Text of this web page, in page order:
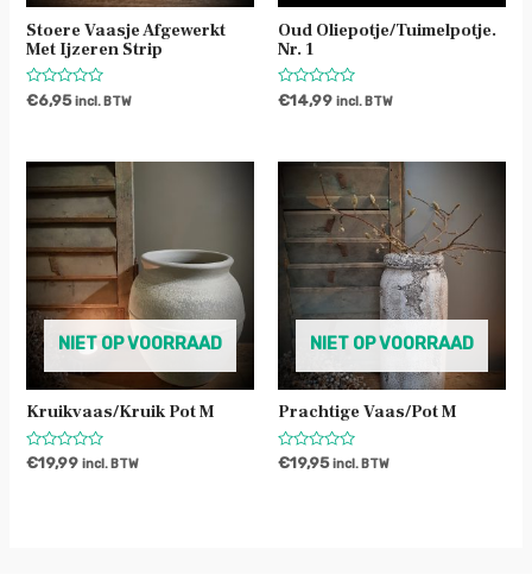
Stoere Vaasje Afgewerkt
Met Ijzeren Strip
Waardering
€6,95 incl. BTW
Oud Oliepotje/tuimelpotje.
Nr. 1
Waardering
€14,99 incl. BTW
NIET OP VOORRAAD
Kruikvaas/kruik Pot M
Waardering
€19,99 incl. BTW
NIET OP VOORRAAD
Prachtige Vaas/pot M
Waardering
€19,95 incl. BTW